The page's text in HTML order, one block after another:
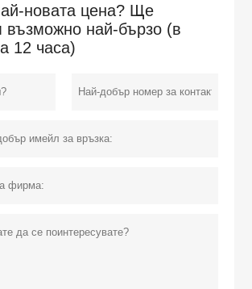
новата цена? Ще
възможно най-бързо (в
12 часа)